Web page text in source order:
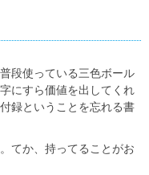
段使っている三色ボール
にすら価値を出してくれ
録ということを忘れる書
てか、持ってることがお